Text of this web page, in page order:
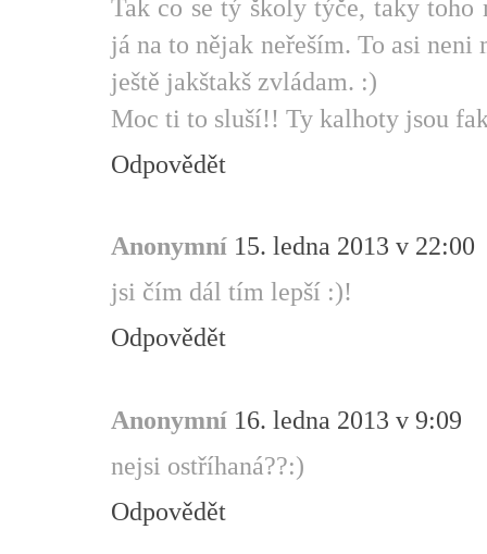
Tak co se tý školy týče, taky
já na to nějak neřeším. To asi
ještě jakštakš zvládam. :)
Moc ti to sluší!! Ty kalhoty jsou
Odpovědět
Anonymní 15. ledna 2013 v 22:00
jsi čím dál tím lepší :)!
Odpovědět
Anonymní 16. ledna 2013 v 9:09
nejsi ostříhaná??:)
Odpovědět